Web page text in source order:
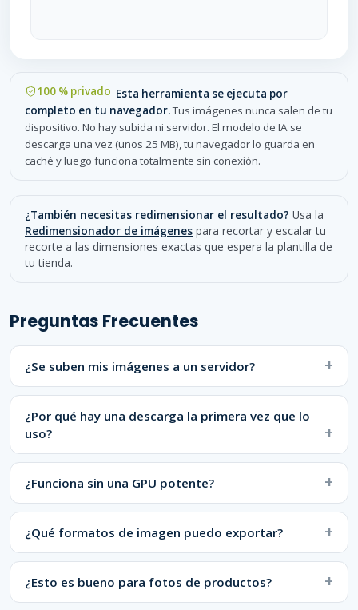
100 % privado Esta herramienta se ejecuta por
completo en tu navegador.Tus imágenes nunca salen de tu
dispositivo. No hay subida ni servidor. El modelo de IA se
descarga una vez (unos 25 MB), tu navegador lo guarda en
caché y luego funciona totalmente sin conexión.
¿También necesitas redimensionar el resultado? Usa la
Redimensionador de imágenes para recortar y escalar tu
recorte a las dimensiones exactas que espera la plantilla de
tu tienda.
Preguntas Frecuentes
¿Se suben mis imágenes a un servidor?
¿Por qué hay una descarga la primera vez que lo
uso?
¿Funciona sin una GPU potente?
¿Qué formatos de imagen puedo exportar?
¿Esto es bueno para fotos de productos?